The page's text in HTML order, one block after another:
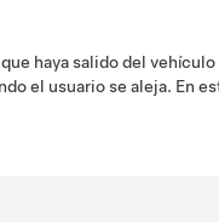
haya salido del
el usuario se aleja. En